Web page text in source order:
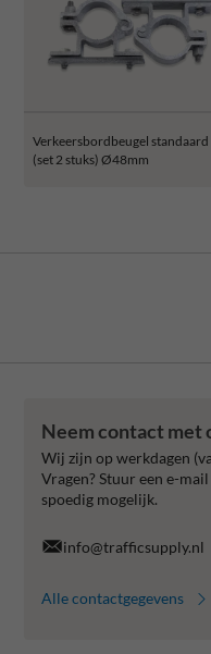
Verkeersbordbeugel standaard
(set 2 stuks) Ø48mm
Neem contact met
Wij zijn op werkdagen
Vragen? Stuur een e-
spoedig mogelijk.
info@trafficsupply.nl
Alle contactgegevens